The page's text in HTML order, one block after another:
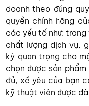
doanh theo đúng
quyền chính hãng
các yếu tố như:
chất lượng dịch vụ,
kỳ quan trọng cho
chọn được sản
đủ, xế yêu của bạn
kỹ thuật viên được